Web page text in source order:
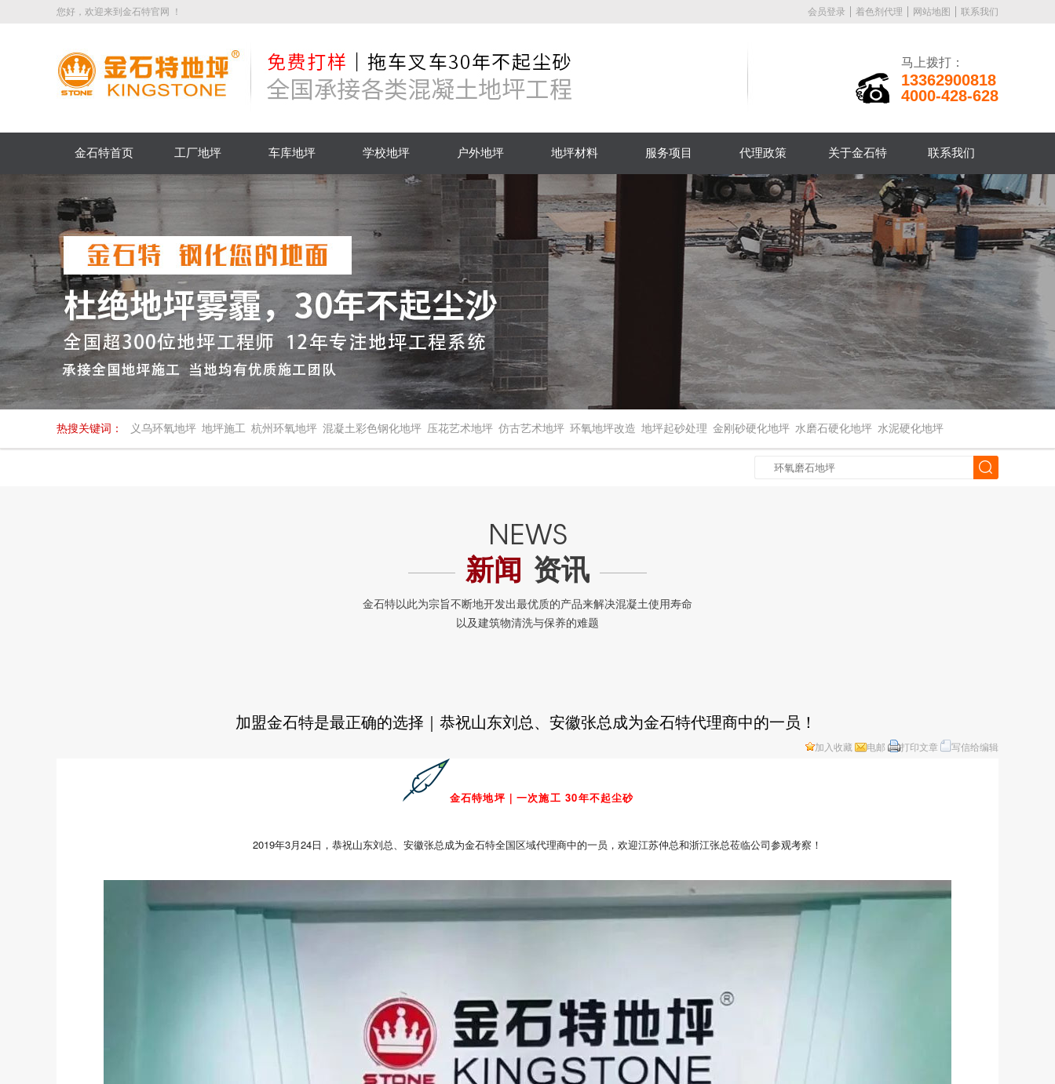
您好，欢迎来到金石特官网 ！ 会员登录 着色剂代理 网站地图 联系我们
马上拨打：
13362900818
4000-428-628
金石特首页 工厂地坪 车库地坪 学校地坪 户外地坪 地坪材料 服务项目 代理政策 关于金石特 联系我们
热搜关键词： 义乌环氧地坪 地坪施工 杭州环氧地坪 混凝土彩色钢化地坪 压花艺术地坪 仿古艺术地坪 环氧地坪改造 地坪起砂处理 金刚砂硬化地坪 水磨石硬化地坪 水泥硬化地坪
新闻 资讯
加盟金石特是最正确的选择｜恭祝山东刘总、安徽张总成为金石特代理商中的一员！
加入收藏 电邮 打印文章 写信给编辑
金石特地坪｜一次施工 30年不起尘砂
2019年3月24日 ， 恭祝山东刘总、 安徽张总成为金石特全国区域代理商中的一员 ， 欢迎江苏仲总和浙江张总莅临公司参观考察 ！